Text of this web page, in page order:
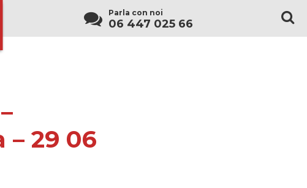
Parla con noi
06 447 025 66
29 06